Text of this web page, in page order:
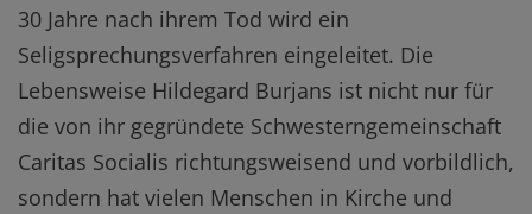
30 Jahre nach ihrem Tod wird ein
Seligsprechungsverfahren eingeleitet. Die
Lebensweise Hildegard Burjans ist nicht nur für
die von ihr gegründete Schwesterngemeinschaft
Caritas Socialis richtungsweisend und vorbildlich,
sondern hat vielen Menschen in Kirche und